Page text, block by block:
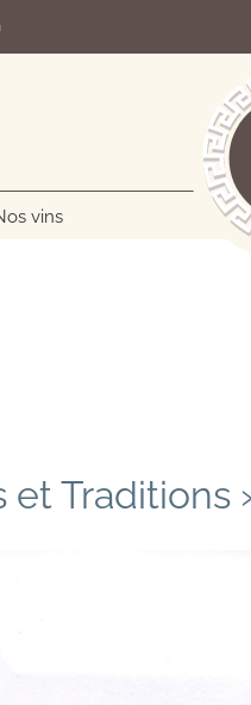
vins
et